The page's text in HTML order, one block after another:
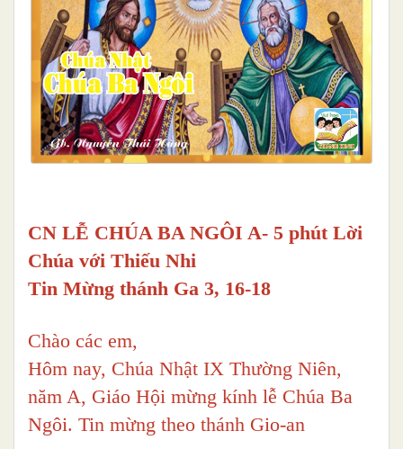
CN LỄ CHÚA BA NGÔI A- 5 phút Lời
Chúa với Thiếu Nhi
Tin Mừng thánh Ga 3, 16-18
Chào các em,
Hôm nay, Chúa Nhật IX Thường Niên,
năm A, Giáo Hội mừng kính lễ Chúa Ba
Ngôi. Tin mừng theo thánh Gio-an